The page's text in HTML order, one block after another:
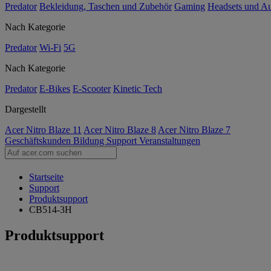
Predator Bekleidung, Taschen und Zubehör Gaming Headsets und
Nach Kategorie
Predator Wi-Fi 5G
Nach Kategorie
Predator E-Bikes E-Scooter Kinetic Tech
Dargestellt
Acer Nitro Blaze 11 Acer Nitro Blaze 8 Acer Nitro Blaze 7
Geschäftskunden Bildung Support Veranstaltungen
Startseite
Support
Produktsupport
CB514-3H
Produktsupport